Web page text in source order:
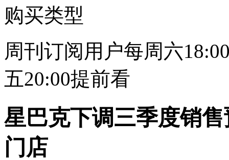
购买类型
周刊订阅用户每周六
五20:00提前看
星巴克下调三季度销
门店